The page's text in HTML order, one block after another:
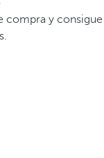
compra y consigue